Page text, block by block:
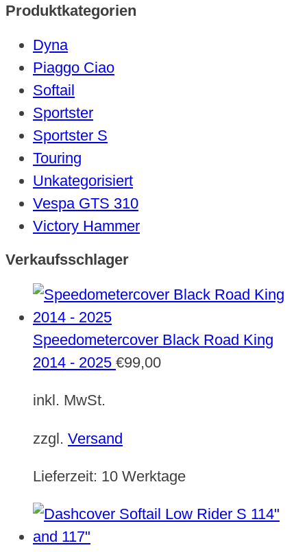
Produktkategorien
Dyna
Piaggo Ciao
Softail
Sportster
Sportster S
Touring
Unkategorisiert
Vespa GTS 310
Victory Hammer
Verkaufsschlager
Speedometercover Black Road King
2014 - 2025 €99,00
inkl. MwSt.
zzgl. Versand
Lieferzeit: 10 Werktage